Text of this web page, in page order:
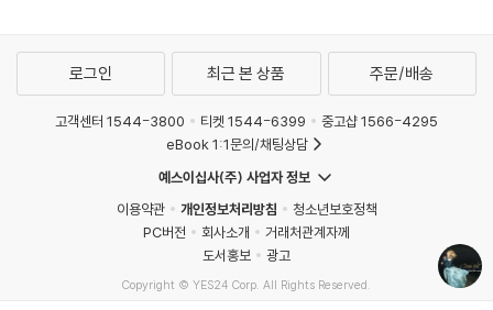
로그인 최근 본 상품 주문/배송
고객센터 1544-3800 티켓 1544-6399
중고샵 1566-4295
eBook 1:1문의/채팅상담
예스이십사(주) 사업자 정보
이용약관
개인정보처리방침
청소년보호정책
PC버전
회사소개
거래처관계자께
도서홍보
광고
Copyright © YES24 Corp. All Rights Reserved.